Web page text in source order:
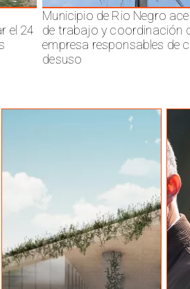
el 24
Municipio de Rio Negro
de trabajo y coordinación
empresa responsables de
desuso